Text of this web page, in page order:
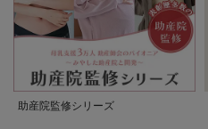
助産院監修シリーズ